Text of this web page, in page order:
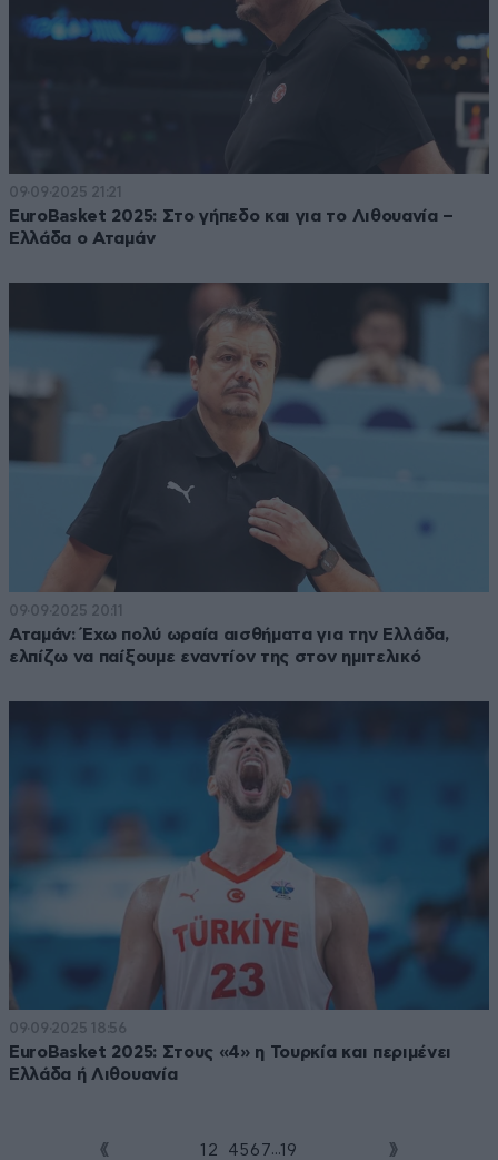
09·09·2025 21:21
EuroBasket 2025: Στο γήπεδο και για το Λιθουανία –
Ελλάδα ο Αταμάν
09·09·2025 20:11
Αταμάν: Έχω πολύ ωραία αισθήματα για την Ελλάδα,
ελπίζω να παίξουμε εναντίον της στον ημιτελικό
09·09·2025 18:56
EuroBasket 2025: Στους «4» η Τουρκία και περιμένει
Ελλάδα ή Λιθουανία
1 2 4 5 6 7...19